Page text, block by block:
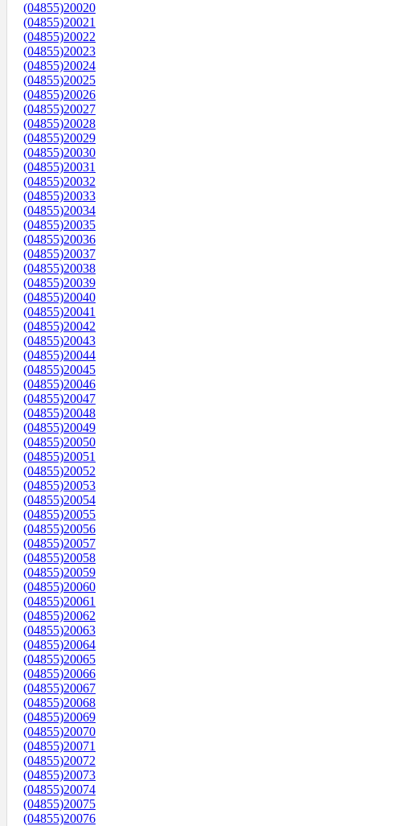
(04855)20020
(04855)20021
(04855)20022
(04855)20023
(04855)20024
(04855)20025
(04855)20026
(04855)20027
(04855)20028
(04855)20029
(04855)20030
(04855)20031
(04855)20032
(04855)20033
(04855)20034
(04855)20035
(04855)20036
(04855)20037
(04855)20038
(04855)20039
(04855)20040
(04855)20041
(04855)20042
(04855)20043
(04855)20044
(04855)20045
(04855)20046
(04855)20047
(04855)20048
(04855)20049
(04855)20050
(04855)20051
(04855)20052
(04855)20053
(04855)20054
(04855)20055
(04855)20056
(04855)20057
(04855)20058
(04855)20059
(04855)20060
(04855)20061
(04855)20062
(04855)20063
(04855)20064
(04855)20065
(04855)20066
(04855)20067
(04855)20068
(04855)20069
(04855)20070
(04855)20071
(04855)20072
(04855)20073
(04855)20074
(04855)20075
(04855)20076